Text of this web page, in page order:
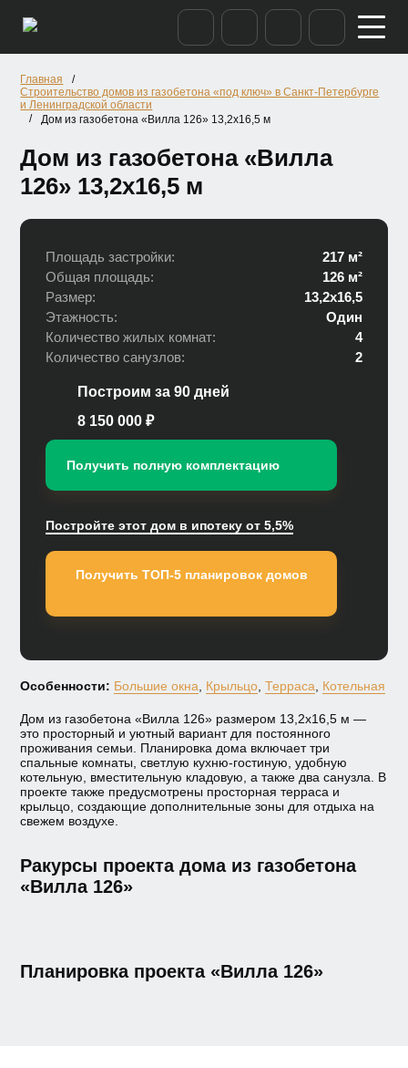
Главная
/
Строительство домов из газобетона «под ключ» в Санкт-Петербурге
и Ленинградской области
/
Дом из газобетона «Вилла 126» 13,2х16,5 м
Дом из газобетона «Вилла
126» 13,2х16,5 м
Площадь застройки:
217 м²
Общая площадь:
126 м²
Размер:
13,2х16,5
Этажность:
Один
Количество жилых комнат:
4
Количество санузлов:
2
Построим за 90 дней
8 150 000 ₽
Получить полную комплектацию
Постройте этот дом в ипотеку от 5,5%
Получить ТОП-5 планировок домов
Особенности: Большие окна Крыльцо ,Терраса Котельная
Дом из газобетона «Вилла 126» размером 13,2х16,5 м —
это просторный и уютный вариант для постоянного
проживания семьи. Планировка дома включает три
спальные комнаты, светлую кухню-гостиную, удобную
котельную, вместительную кладовую, а также два санузла. В
проекте также предусмотрены просторная терраса и
крыльцо, создающие дополнительные зоны для отдыха на
свежем воздухе.
Ракурсы проекта дома из газобетона
«Вилла 126»
Планировка проекта «Вилла 126»